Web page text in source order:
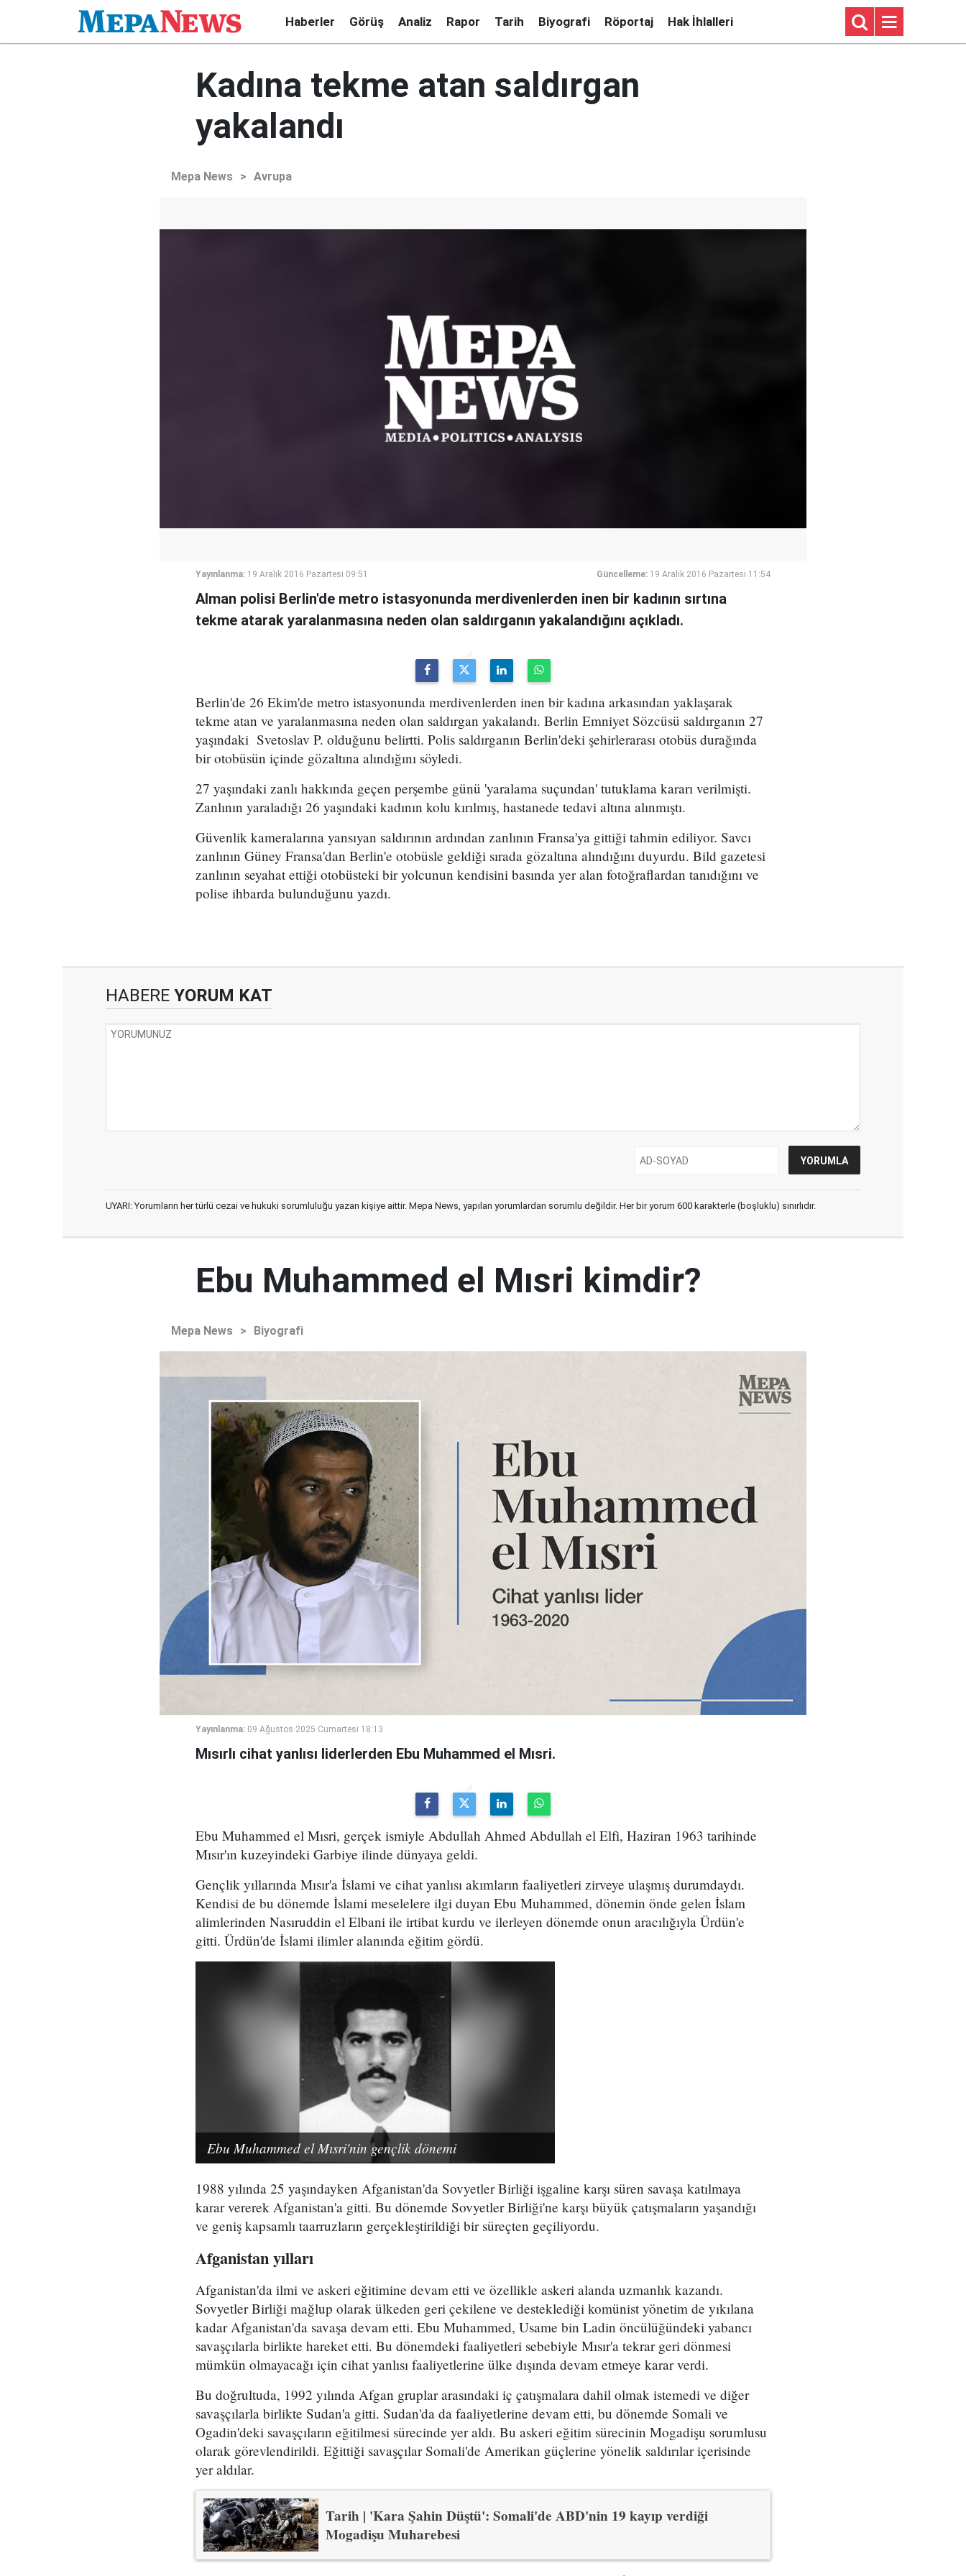
Haberler Görüş Analiz Rapor Tarih Biyografi Röportaj Hak İhlalleri
Kadına tekme atan saldırgan
yakalandı
Mepa News > Avrupa
Yayınlanma: 19 Aralık 2016 Pazartesi 09:51 Güncelleme: 19 Aralık 2016 Pazartesi 11:54
Alman polisi Berlin'de metro istasyonunda merdivenlerden inen bir kadının sırtına
tekme atarak yaralanmasına neden olan saldırganın yakalandığını açıkladı.
Berlin'de 26 Ekim'de metro istasyonunda merdivenlerden inen bir kadına arkasından yaklaşarak
tekme atan ve yaralanmasına neden olan saldırgan yakalandı. Berlin Emniyet Sözcüsü saldırganın 27
yaşındaki Svetoslav P. olduğunu belirtti. Polis saldırganın Berlin'deki şehirlerarası otobüs durağında
bir otobüsün içinde gözaltına alındığını söyledi.
27 yaşındaki zanlı hakkında geçen perşembe günü 'yaralama suçundan' tutuklama kararı verilmişti.
Zanlının yaraladığı 26 yaşındaki kadının kolu kırılmış, hastanede tedavi altına alınmıştı.
Güvenlik kameralarına yansıyan saldırının ardından zanlının Fransa'ya gittiği tahmin ediliyor. Savcı
zanlının Güney Fransa'dan Berlin'e otobüsle geldiği sırada gözaltına alındığını duyurdu. Bild gazetesi
zanlının seyahat ettiği otobüsteki bir yolcunun kendisini basında yer alan fotoğraflardan tanıdığını ve
polise ihbarda bulunduğunu yazdı.
HABERE YORUM KAT
UYARI: Yorumların her türlü cezai ve hukuki sorumluluğu yazan kişiye aittir. Mepa News, yapılan yorumlardan sorumlu değildir. Her bir yorum 600 karakterle (boşluklu) sınırlıdır.
Ebu Muhammed el Mısri kimdir?
Mepa News > Biyografi
Yayınlanma: 09 Ağustos 2025 Cumartesi 18:13
Mısırlı cihat yanlısı liderlerden Ebu Muhammed el Mısri.
Ebu Muhammed el Mısri, gerçek ismiyle Abdullah Ahmed Abdullah el Elfi, Haziran 1963 tarihinde
Mısır'ın kuzeyindeki Garbiye ilinde dünyaya geldi.
Gençlik yıllarında Mısır'a İslami ve cihat yanlısı akımların faaliyetleri zirveye ulaşmış durumdaydı.
Kendisi de bu dönemde İslami meselelere ilgi duyan Ebu Muhammed, dönemin önde gelen İslam
alimlerinden Nasıruddin el Elbani ile irtibat kurdu ve ilerleyen dönemde onun aracılığıyla Ürdün'e
gitti. Ürdün'de İslami ilimler alanında eğitim gördü.
Ebu Muhammed el Mısri'nin gençlik dönemi
1988 yılında 25 yaşındayken Afganistan'da Sovyetler Birliği işgaline karşı süren savaşa katılmaya
karar vererek Afganistan'a gitti. Bu dönemde Sovyetler Birliği'ne karşı büyük çatışmaların yaşandığı
ve geniş kapsamlı taarruzların gerçekleştirildiği bir süreçten geçiliyordu.
Afganistan yılları
Afganistan'da ilmi ve askeri eğitimine devam etti ve özellikle askeri alanda uzmanlık kazandı.
Sovyetler Birliği mağlup olarak ülkeden geri çekilene ve desteklediği komünist yönetim de yıkılana
kadar Afganistan'da savaşa devam etti. Ebu Muhammed, Usame bin Ladin öncülüğündeki yabancı
savaşçılarla birlikte hareket etti. Bu dönemdeki faaliyetleri sebebiyle Mısır'a tekrar geri dönmesi
mümkün olmayacağı için cihat yanlısı faaliyetlerine ülke dışında devam etmeye karar verdi.
Bu doğrultuda, 1992 yılında Afgan gruplar arasındaki iç çatışmalara dahil olmak istemedi ve diğer
savaşçılarla birlikte Sudan'a gitti. Sudan'da da faaliyetlerine devam etti, bu dönemde Somali ve
Ogadin'deki savaşçıların eğitilmesi sürecinde yer aldı. Bu askeri eğitim sürecinin Mogadişu sorumlusu
olarak görevlendirildi. Eğittiği savaşçılar Somali'de Amerikan güçlerine yönelik saldırılar içerisinde
yer aldılar.
Tarih | 'Kara Şahin Düştü': Somali'de ABD'nin 19 kayıp verdiği
Mogadişu Muharebesi